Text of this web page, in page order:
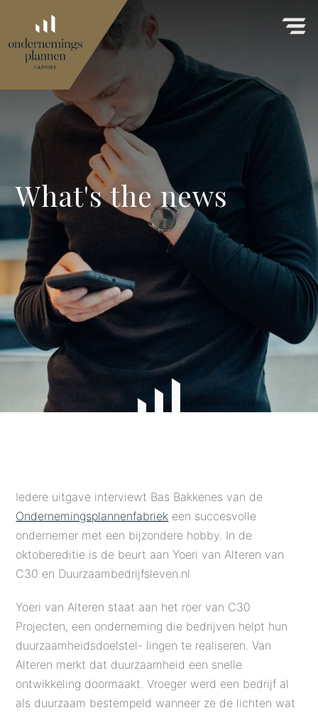
What's the news
Iedere uitgave interviewt Bas Bakkenes van de
Ondernemingsplannenfabriek een succesvolle
ondernemer met een bijzondere hobby. In de
oktobereditie is de beurt aan Yoeri van Alteren van
C30 en Duurzaambedrijfsleven.nl
Yoeri van Alteren staat aan het roer van C30
Projecten, een onderneming die bedrijven helpt hun
duurzaamheidsdoelstel- lingen te realiseren. Van
Alteren merkt dat duurzaamheid een snelle
ontwikkeling doormaakt. Vroeger werd een bedrijf al
als duurzaam bestempeld wanneer ze de lichten wat